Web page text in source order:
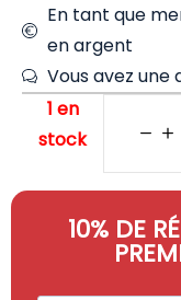
En tant que
en argent
Vous avez une
1 en
stock
10% DE